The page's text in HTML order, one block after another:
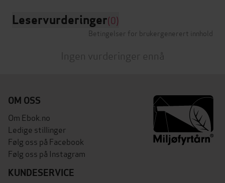
Leservurderinger(0)
Betingelser for brukergenerert innhold
Ingen vurderinger ennå
OM OSS
Om Ebok.no
Ledige stillinger
Følg oss på Facebook
Følg oss på Instagram
KUNDESERVICE